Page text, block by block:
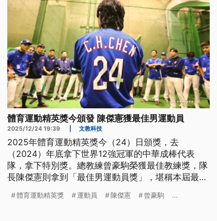
體育運動精英獎今頒發 陳傑憲獲最佳男運動員
2025/12/24 19:39 文教科技
2025年體育運動精英獎今（24）日頒獎，去
（2024）年底拿下世界12強冠軍的中華成棒代表
隊，拿下特別獎。總教練曾豪駒榮獲最佳教練獎，隊
長陳傑憲則拿到「最佳男運動員獎」，堪稱本屆最大
體育運動精英獎 運動員 陳傑憲 曾豪駒 ...